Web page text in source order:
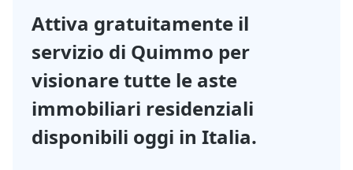
Attiva gratuitamente il
servizio di Quimmo per
visionare tutte le aste
immobiliari residenziali
disponibili oggi in Italia.